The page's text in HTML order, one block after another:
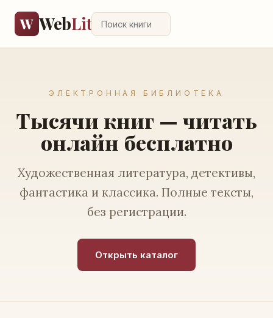
W WebLit
ЭЛЕКТРОННАЯ БИБЛИОТЕКА
Тысячи книг — читать
онлайн бесплатно
Художественная литература, детективы,
фантастика и классика. Полные тексты,
без регистрации.
Открыть каталог